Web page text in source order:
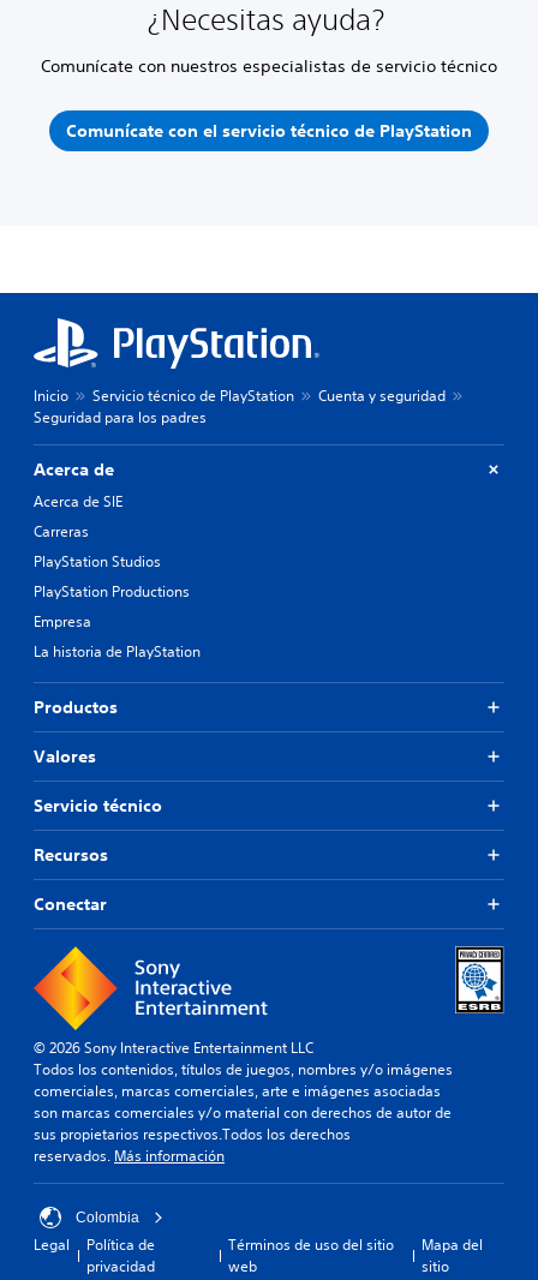
¿Necesitas ayuda?
Comunícate con nuestros especialistas de servicio técnico
Comunícate con el servicio técnico de PlayStation
Inicio Servicio técnico de PlayStation
Cuenta y seguridad
Seguridad para los padres
Acerca de
Acerca de SIE
Carreras
PlayStation Studios
PlayStation Productions
Empresa
La historia de PlayStation
Productos
Valores
Servicio técnico
Recursos
Conectar
© 2026 Sony Interactive Entertainment LLC
Todos los contenidos, títulos de juegos, nombres y/o imágenes
comerciales, marcas comerciales, arte e imágenes asociadas
son marcas comerciales y/o material con derechos de autor de
sus propietarios respectivos.Todos los derechos
reservados. Más información
Colombia
Legal
Política de
privacidad
Términos de uso del sitio
web
Mapa del
sitio